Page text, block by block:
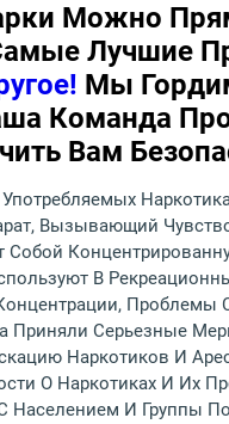
Можно
Лучшие
Мы
Команда
Вам
Вызывающий
Собой
В
Приняли Серьезные
Наркотиков И
О Наркотиках И Их
Населением И Группы